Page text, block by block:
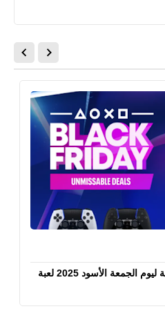
عروض PlayStation الرسمية ليوم الجمعة الأسود 2025 لعبة